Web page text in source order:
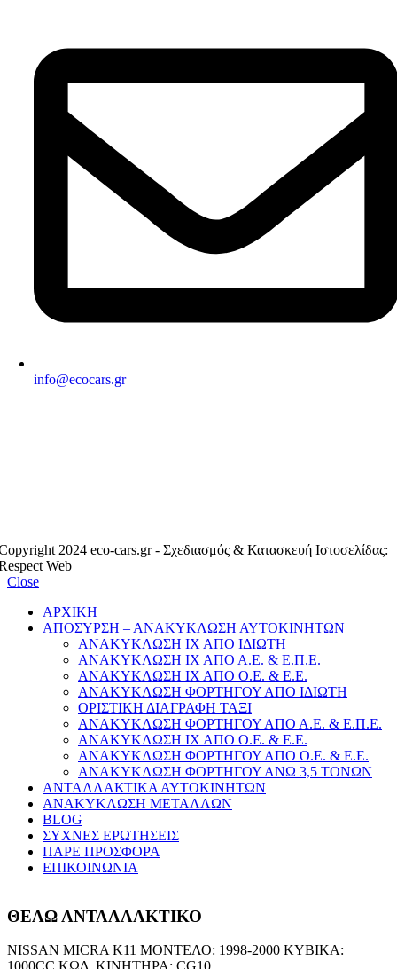
info@ecocars.gr
2024 eco-cars.gr - Σχεδιασμός & Κατασκευή Ιστοσελίδας:
Web
Close
ΑΡΧΙΚΗ
ΑΠΟΣΥΡΣΗ – ΑΝΑΚΥΚΛΩΣΗ ΑΥΤΟΚΙΝΗΤΩΝ
ΑΝΑΚΥΚΛΩΣΗ ΙΧ ΑΠΟ ΙΔΙΩΤΗ
ΑΝΑΚΥΚΛΩΣΗ ΙΧ ΑΠΟ Α.Ε. & Ε.Π.Ε.
ΑΝΑΚΥΚΛΩΣΗ ΙΧ ΑΠΟ Ο.Ε. & Ε.Ε.
ΑΝΑΚΥΚΛΩΣΗ ΦΟΡΤΗΓΟΥ ΑΠΟ ΙΔΙΩΤΗ
ΟΡΙΣΤΙΚΗ ΔΙΑΓΡΑΦΗ ΤΑΞΙ
ΑΝΑΚΥΚΛΩΣΗ ΦΟΡΤΗΓΟΥ ΑΠΟ Α.Ε. & Ε.Π.Ε.
ΑΝΑΚΥΚΛΩΣΗ ΙΧ ΑΠΟ Ο.Ε. & Ε.Ε.
ΑΝΑΚΥΚΛΩΣΗ ΦΟΡΤΗΓΟΥ ΑΠΟ Ο.Ε. & Ε.Ε.
ΑΝΑΚΥΚΛΩΣΗ ΦΟΡΤΗΓΟΥ ΑΝΩ 3,5 ΤΟΝΩΝ
ΑΝΤΑΛΛΑΚΤΙΚΑ ΑΥΤΟΚΙΝΗΤΩΝ
ΑΝΑΚΥΚΛΩΣΗ ΜΕΤΑΛΛΩΝ
BLOG
ΣΥΧΝΕΣ ΕΡΩΤΗΣΕΙΣ
ΠΑΡΕ ΠΡΟΣΦΟΡΑ
ΕΠΙΚΟΙΝΩΝΙΑ
ΘΕΛΩ ΑΝΤΑΛΛΑΚΤΙΚΟ
NISSAN MICRA K11 ΜΟΝΤΕΛΟ: 1998-2000 ΚΥΒΙΚΑ: